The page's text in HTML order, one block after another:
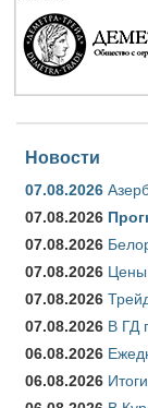
Новости
07.08.2026
07.08.2026
07.08.2026
07.08.2026 Цены
07.08.2026
07.08.2026 В ГД
06.08.2026
06.08.2026